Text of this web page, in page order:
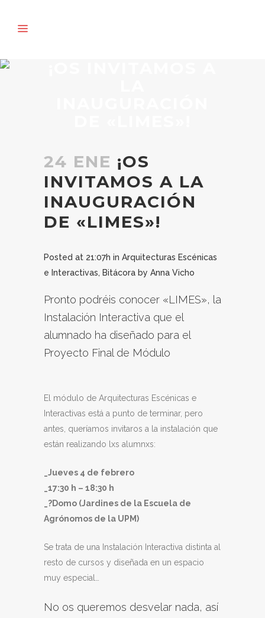
24 ENE ¡OS
INVITAMOS A LA
INAUGURACIÓN
DE «LIMES»!
Posted at 21:07h in Arquitecturas Escénicas
e Interactivas, Bitácora by Anna Vicho
Pronto podréis conocer «LIMES», la
Instalación Interactiva que el
alumnado ha diseñado para el
Proyecto Final de Módulo
El módulo de Arquitecturas Escénicas e
Interactivas está a punto de terminar, pero
antes, queríamos invitaros a la instalación que
están realizando lxs alumnxs:
_Jueves 4 de febrero
_17:30 h – 18:30 h
_?Domo (Jardines de la Escuela de
Agrónomos de la UPM)
Se trata de una Instalación Interactiva distinta al
resto de cursos y diseñada en un espacio
muy especial…
No os queremos desvelar nada, así